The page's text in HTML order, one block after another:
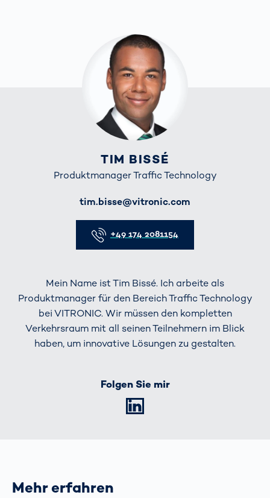
TIM BISSÉ
Produktmanager Traffic Technology
tim.bisse@vitronic.com
+49 174 2081154
Mein Name ist Tim Bissé. Ich arbeite als
Produktmanager für den Bereich Traffic Technology
bei VITRONIC. Wir müssen den kompletten
Verkehrsraum mit all seinen Teilnehmern im Blick
haben, um innovative Lösungen zu gestalten.
Folgen Sie mir
Mehr erfahren